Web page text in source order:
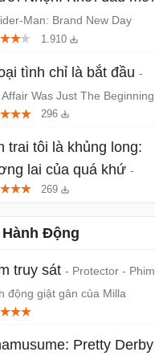
Man: Brand New Day
chiếu rạp
1.910
tình chỉ là bắt đầu -
Was Just The Beginning
tâm lý, giật gân Hàn Quốc
296
trai tôi là khủng long:
lai của quá khứ -
anime hành động, thần thoại
269
Động
truy sát - Protector - Phim
động giật gân của Milla
Pretty Derby